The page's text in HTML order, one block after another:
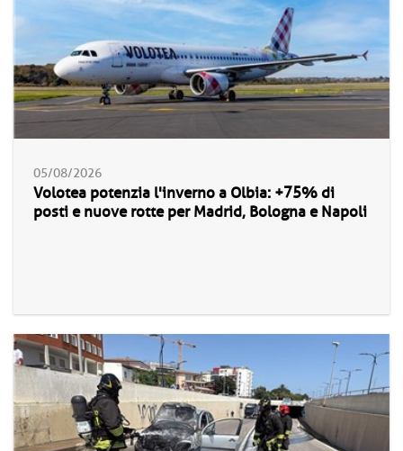
05/08/2026
Volotea potenzia l'inverno a Olbia: +75% di
posti e nuove rotte per Madrid, Bologna e Napoli